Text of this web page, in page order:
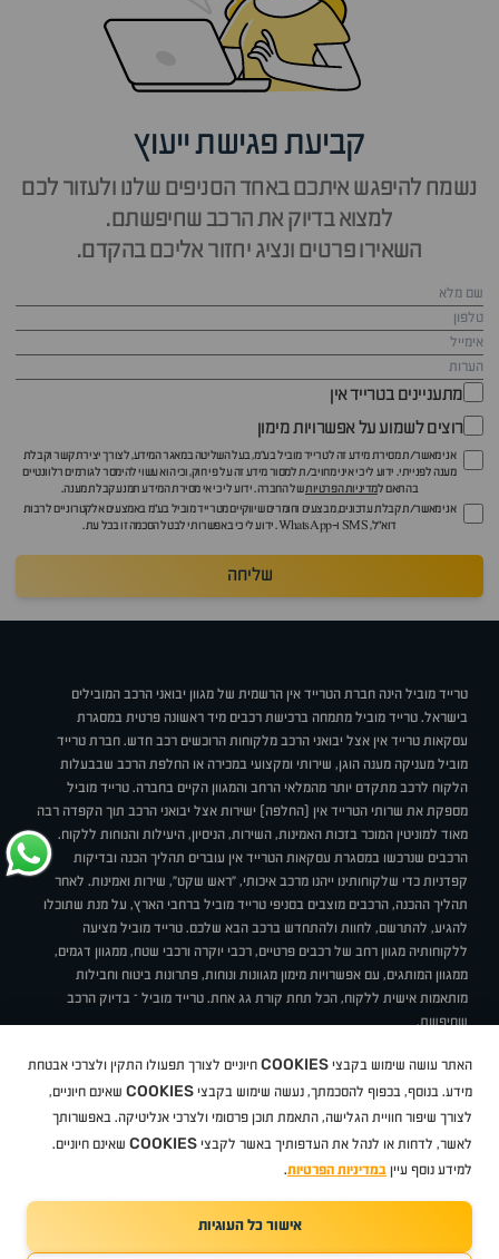
קביעת פגישת ייעוץ
נשמח להיפגש איתכם באחד הסניפים שלנו ולעזור לכם
למצוא בדיוק את הרכב שחיפשתם.
השאירו פרטים ונציג יחזור אליכם בהקדם.
מתעניינים בטרייד אין
רוצים לשמוע על אפשרויות מימון
אני מאשר/ת מסירת מידע זה לטרייד מוביל בע"מ, בעל השליטה במאגר המידע, לצורך יצירת קשר וקבלת
מענה לפנייתי. ידוע לי כי איני מחויב/ת למסור מידע זה על פי חוק, וכי הוא עשוי להימסר לגורמים רלוונטיים
בהתאם למדיניות הפרטיותשל החברה. ידוע לי כי אי מסירת המידע תמנע קבלת מענה.
אני מאשר/ת קבלת עדכונים, מבצעים וחומרים שיווקיים מטרייד מוביל בע"מ באמצעים אלקטרוניים לרבות
דוא״ל, SMS ו-WhatsApp. ידוע לי כי באפשרותי לבטל הסכמה זו בכל עת.
שליחה
טרייד מוביל הינה חברת הטרייד אין הרשמית של מגוון יבואני הרכב המובילים
בישראל. טרייד מוביל מתמחה ברכישת רכבים מיד ראשונה פרטית במסגרת
עסקאות טרייד אין אצל יבואני הרכב מלקוחות הרוכשים רכב חדש. חברת טרייד
מוביל מעניקה מענה הוגן, שירותי ומקצועי במכירה או החלפת הרכב שבבעלות
הלקוח לרכב מתקדם יותר מהמלאי הרחב והמגוון הקיים בחברה. טרייד מוביל
מספקת את שרותי הטרייד אין (החלפה) ישירות אצל יבואני הרכב תוך הקפדה רבה
מאוד למוניטין המוכר בזכות האמינות, השירות, הניסיון, היעילות והנוחות ללקוח.
הרכבים שנרכשו במסגרת עסקאות הטרייד אין עוברים תהליך הכנה ובדיקות
קפדניות כדי שלקוחותינו ייהנו מרכב איכותי, "ראש שקט", שירות ואמינות. לאחר
תהליך ההכנה, הרכבים מוצבים בסניפי טרייד מוביל ברחבי הארץ, על מנת שתוכלו
להגיע, להתרשם, לחוות ולהתחדש ברכב הבא שלכם. טרייד מוביל מציעה
ללקוחותיה מגוון רחב של רכבים פרטיים, רכבי יוקרה ורכבי שטח, ממגוון דגמים,
ממגוון המותגים, עם אפשרויות מימון מגוונות ונוחות, פתרונות ביטוח וחבילות
מותאמות אישית ללקוח, הכל תחת קורת גג אחת. טרייד מוביל – בדיוק הרכב
שחיפשת.
תקנוןBUY BACKמבצעיםמגזין טרייד מובילאיך זה עובד? דרושים
ניהול העדפות עוגיות
סיטרואן אופלפיג'וMG
Geelyמזדהבי ווי דיצ'רי טסלהניסאןטויוטהדאצ'יהפולקסווגןטסלה
ב מ וולקסוסאאודיסקודהיונדאירנושברולט
TradeMobile instagram
TradeMobile facebook
האתר עושה שימוש בקבצי COOKIES חיוניים לצורך תפעולו התקין ולצרכי אבטחת
מידע. בנוסף, בכפוף להסכמתך, נעשה שימוש בקבצי COOKIES שאינם חיוניים,
לצורך שיפור חוויית הגלישה, התאמת תוכן פרסומי ולצרכי אנליטיקה. באפשרותך
לאשר, לדחות או לנהל את העדפותיך באשר לקבצי COOKIES שאינם חיוניים.
למידע נוסף עיין במדיניות הפרטיות.
אישור כל העוגיות